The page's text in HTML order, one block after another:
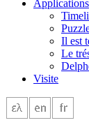
Applications
Il est
Le
Visite